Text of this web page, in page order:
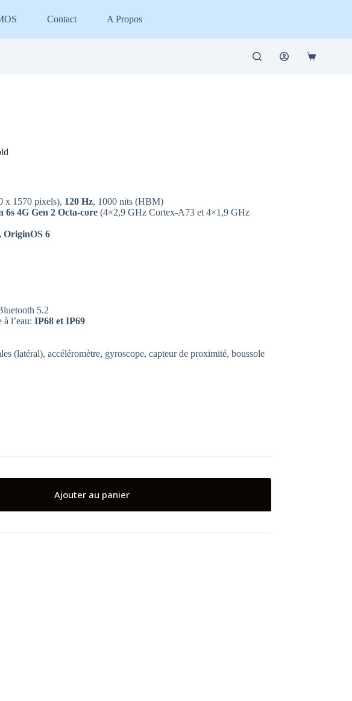
Contact A Propos
Panier
x 1570 pixels), 120 Hz, 1000 nits (HBM)
6s 4G Gen 2 Octa-core (4×2,9 GHz Cortex-A73 et 4×1,9 GHz
OriginOS 6
5.2
à l’eau:IP68 et IP69
(latéral), accéléromètre, gyroscope, capteur de proximité, boussole
Ajouter au panier